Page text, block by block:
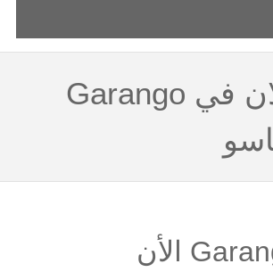
الوقت الان في Garango